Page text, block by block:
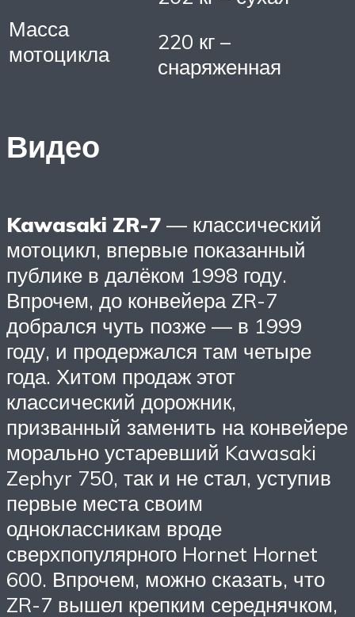
Масса
мотоцикла
220 кг –
снаряженная
Видео
Kawasaki ZR-7 — классический
мотоцикл, впервые показанный
публике в далёком 1998 году.
Впрочем, до конвейера ZR-7
добрался чуть позже — в 1999
году, и продержался там четыре
года. Хитом продаж этот
классический дорожник,
призванный заменить на конвейере
морально устаревший Kawasaki
Zephyr 750, так и не стал, уступив
первые места своим
одноклассникам вроде
сверхпопулярного Hornet Hornet
600. Впрочем, можно сказать, что
ZR-7 вышел крепким середнячком,